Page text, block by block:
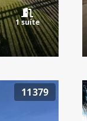
1 suíte
11379